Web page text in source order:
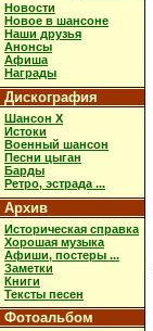
Новости
Новое в шансоне
Наши друзья
Анонсы
Афиша
Награды
Дискография
Шансон X
Истоки
Военный шансон
Песни цыган
Барды
Ретро, эстрада ...
Архив
Историческая справка
Хорошая музыка
Афиши, постеры ...
Заметки
Книги
Тексты песен
Фотоальбом